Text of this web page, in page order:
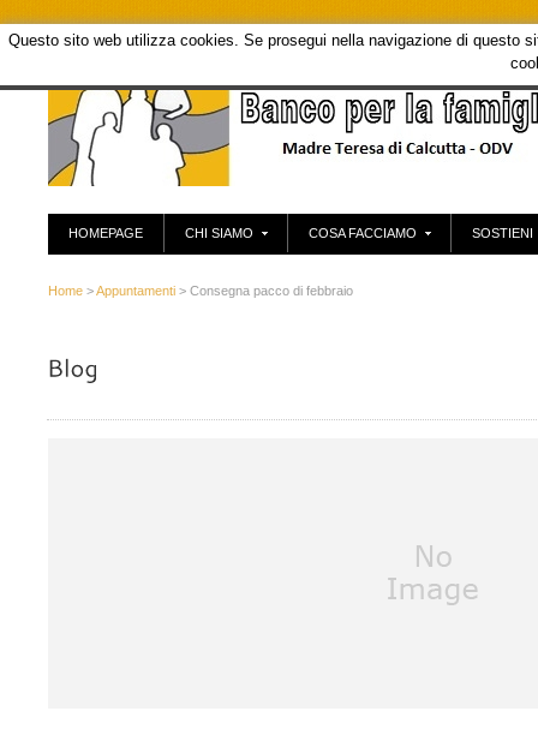
Questo sito web utilizza cookies. Se prosegui nella navigazione di questo
HOMEPAGE CHI SIAMO COSA FACCIAMO SOSTIENI
Home >Appuntamenti > Consegna pacco di febbraio